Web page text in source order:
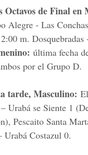
Octavos de Final en
Alegre - Las
m.
última fecha
por el Grupo D.
tarde, Masculino:
Urabá se Siente 1
Pescaito Santa
Urabá Costazul 0.